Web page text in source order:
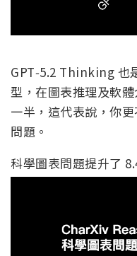
GPT‑5.2 Thinking 也
型，在圖表推理及軟
一半，這代表說，你
問題。
科學圖表問題提升了